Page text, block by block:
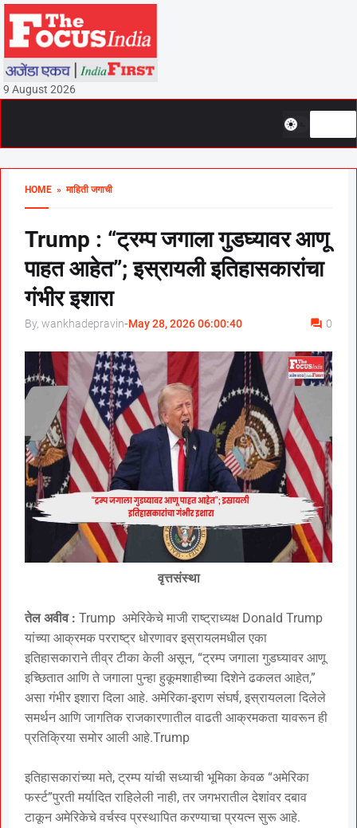
9 August 2026
HOME » माहिती जगाची
Trump : “ट्रम्प जगाला गुडघ्यावर आणू
पाहत आहेत”; इस्रायली इतिहासकारांचा
गंभीर इशारा
By, wankhadepravin-May 28, 2026 06:00:40 0
वृत्तसंस्था
तेल अवीव : Trump अमेरिकेचे माजी राष्ट्राध्यक्ष Donald Trump
यांच्या आक्रमक परराष्ट्र धोरणावर इस्रायलमधील एका
इतिहासकाराने तीव्र टीका केली असून, “ट्रम्प जगाला गुडघ्यावर आणू
इच्छितात आणि ते जगाला पुन्हा हुकूमशाहीच्या दिशेने ढकलत आहेत,”
असा गंभीर इशारा दिला आहे. अमेरिका-इराण संघर्ष, इस्रायलला दिलेले
समर्थन आणि जागतिक राजकारणातील वाढती आक्रमकता यावरून ही
प्रतिक्रिया समोर आली आहे.Trump
इतिहासकारांच्या मते, ट्रम्प यांची सध्याची भूमिका केवळ “अमेरिका
फर्स्ट”पुरती मर्यादित राहिलेली नाही, तर जगभरातील देशांवर दबाव
टाकून अमेरिकेचे वर्चस्व प्रस्थापित करण्याचा प्रयत्न सुरू आहे.